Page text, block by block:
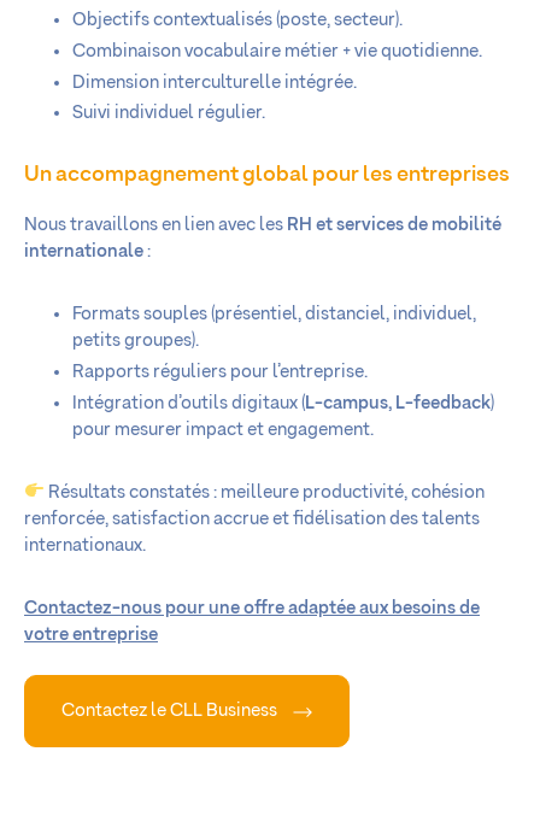
Objectifs contextualisés (poste, secteur).
Combinaison vocabulaire métier + vie quotidienne.
Dimension interculturelle intégrée.
Suivi individuel régulier.
Un accompagnement global pour les entreprises
Nous travaillons en lien avec les RH et services de mobilité
internationale :
Formats souples (présentiel, distanciel, individuel,
petits groupes).
Rapports réguliers pour l’entreprise.
Intégration d’outils digitaux ( L-campus, L-feedback)
pour mesurer impact et engagement.
Résultats constatés : meilleure productivité, cohésion
renforcée, satisfaction accrue et fidélisation des talents
internationaux.
Contactez-nous pour une offre adaptée aux besoins de
votre entreprise
Contactez le CLL Business